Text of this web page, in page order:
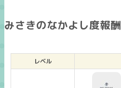
みさきのなかよし度報酬
レベル